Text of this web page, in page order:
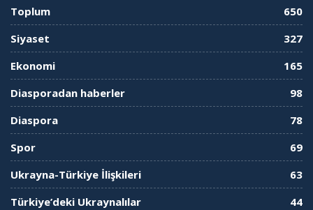
Toplum
650
Siyaset
327
Ekonomi
165
Diasporadan haberler
98
Diaspora
78
Spor
69
Ukrayna-Türkiye İlişkileri
63
Türkiye’deki Ukraynalılar
44